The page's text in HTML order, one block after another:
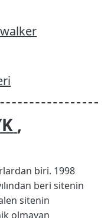
,
biri. 1998
beri sitenin
sitenin
olmayan